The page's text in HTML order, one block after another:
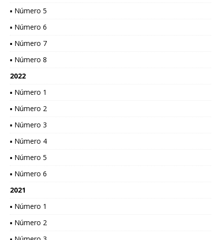
▪ Número 5
▪ Número 6
▪ Número 7
▪ Número 8
2022
▪ Número 1
▪ Número 2
▪ Número 3
▪ Número 4
▪ Número 5
▪ Número 6
2021
▪ Número 1
▪ Número 2